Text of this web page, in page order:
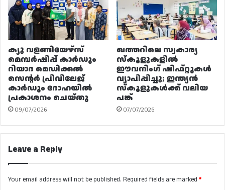
ക്യു വളണ്ടിയേഴ്‌സ്
മെമ്പർഷിപ്പ് കാർഡും
റിയാദ മെഡിക്കൽ
സെന്റർ പ്രിവിലേജ്
കാർഡും ദോഹയിൽ
പ്രകാശനം ചെയ്തു
09/07/2026
ഖത്തറിലെ സ്വകാര്യ
സ്കൂളുകളിൽ
ഈവനിംഗ് ഷിഫ്റ്റുകൾ
വ്യാപിപ്പിച്ചു; ഇന്ത്യൻ
സ്കൂളുകൾക്ക് വലിയ
പങ്ക്
07/07/2026
Leave a Reply
Your email address will not be published. Required fields are marked *